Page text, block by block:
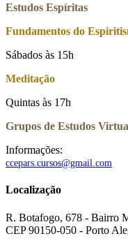
Estudos Espíritas
Fundamentos do
Sábados às 15h
Meditação
Quintas às 17h
Grupos de Estudos
Informações:
ccepars.cursos@gmail.com
Localização
R. Botafogo, 678 - Bairro
CEP 90150-050 - Porto